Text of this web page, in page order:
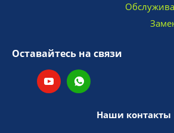
Оставайтесь на связи
Наши контакты